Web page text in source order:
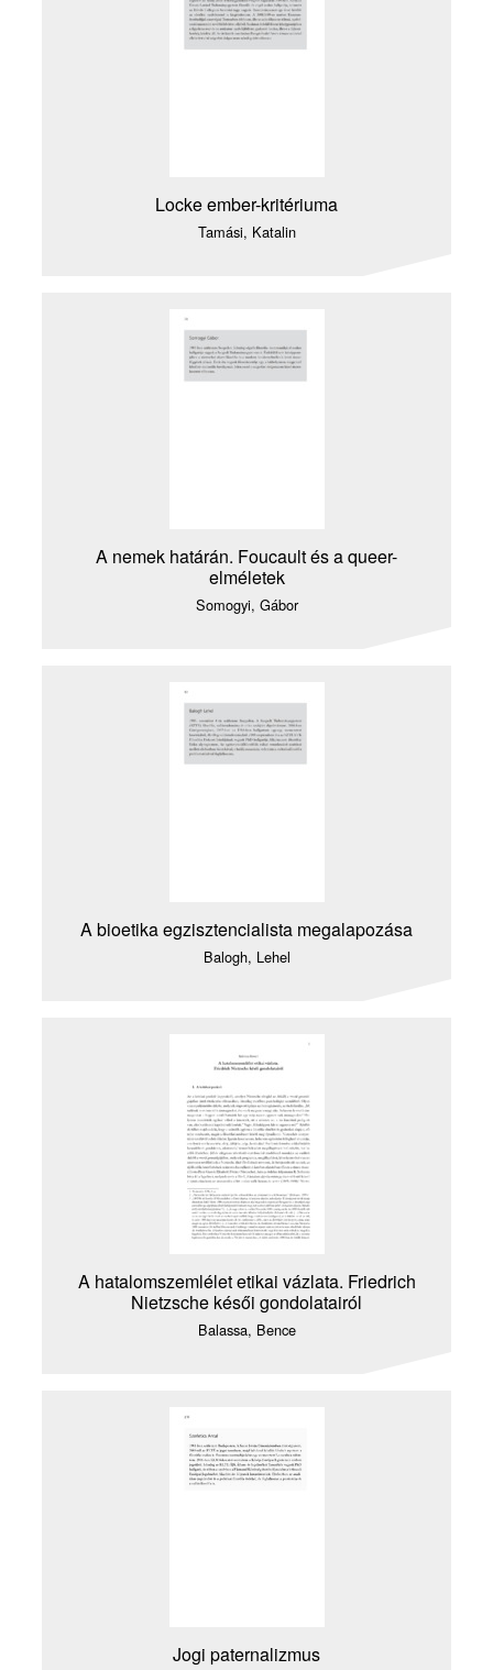
Locke ember-kritériuma
Tamási, Katalin
A nemek határán. Foucault és a queer-
elméletek
Somogyi, Gábor
A bioetika egzisztencialista megalapozása
Balogh, Lehel
A hatalomszemlélet etikai vázlata. Friedrich
Nietzsche késői gondolatairól
Balassa, Bence
Jogi paternalizmus